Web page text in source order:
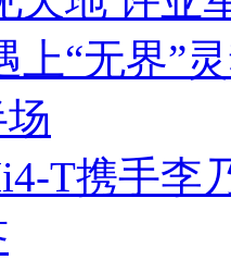
上“无界”
T携手李